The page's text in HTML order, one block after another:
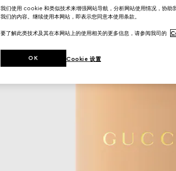
我们使用 cookie 和类似技术来增强网站导航，分析网站使用情况，协助
我们的内容。继续使用本网站，即表示您同意本使用条款。
要了解此类技术及其在本网站上的使用相关的更多信息，请参阅我司的
Cookie 设置
OK